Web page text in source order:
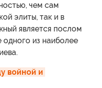
чем сам
элиты, так и в
является послом
из наиболее
войной и